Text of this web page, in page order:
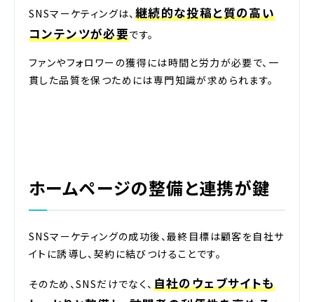
SNSマーケティングは、 継続的な投稿と質の高い
コンテンツが必要です。
ファンやフォロワーの獲得には時間と労力が必要で、一
貫した品質を保つためには専門知識が求められます。
ホームページの整備と連携が鍵
SNSマーケティングの成功後、最終目標は顧客を自社サ
イトに誘導し、契約に結びつけることです。
そのため、SNSだけでなく、 自社のウェブサイトも